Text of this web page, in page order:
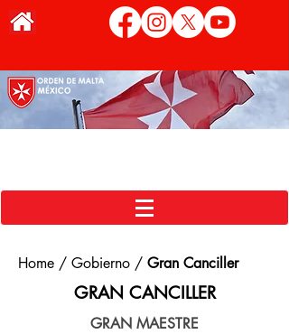
Home / Gobierno / Gran Canciller
GRAN CANCILLER
GRAN MAESTRE